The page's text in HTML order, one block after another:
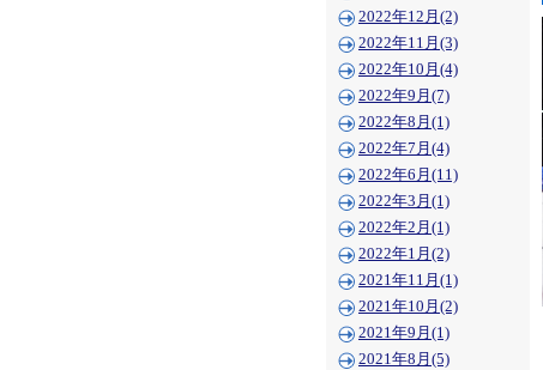
2022年12月(2)
2022年11月(3)
2022年10月(4)
2022年9月(7)
2022年8月(1)
2022年7月(4)
2022年6月(11)
2022年3月(1)
2022年2月(1)
2022年1月(2)
2021年11月(1)
2021年10月(2)
2021年9月(1)
2021年8月(5)